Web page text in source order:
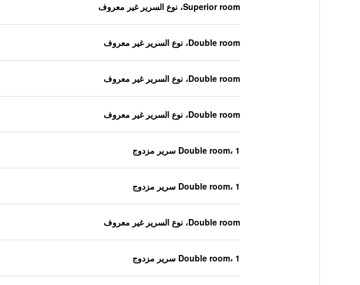
Superior room، نوع السرير غير معروف
Double room، نوع السرير غير معروف
Double room، نوع السرير غير معروف
Double room، نوع السرير غير معروف
Double room، 1 سرير مزدوج
Double room، 1 سرير مزدوج
Double room، نوع السرير غير معروف
Double room، 1 سرير مزدوج